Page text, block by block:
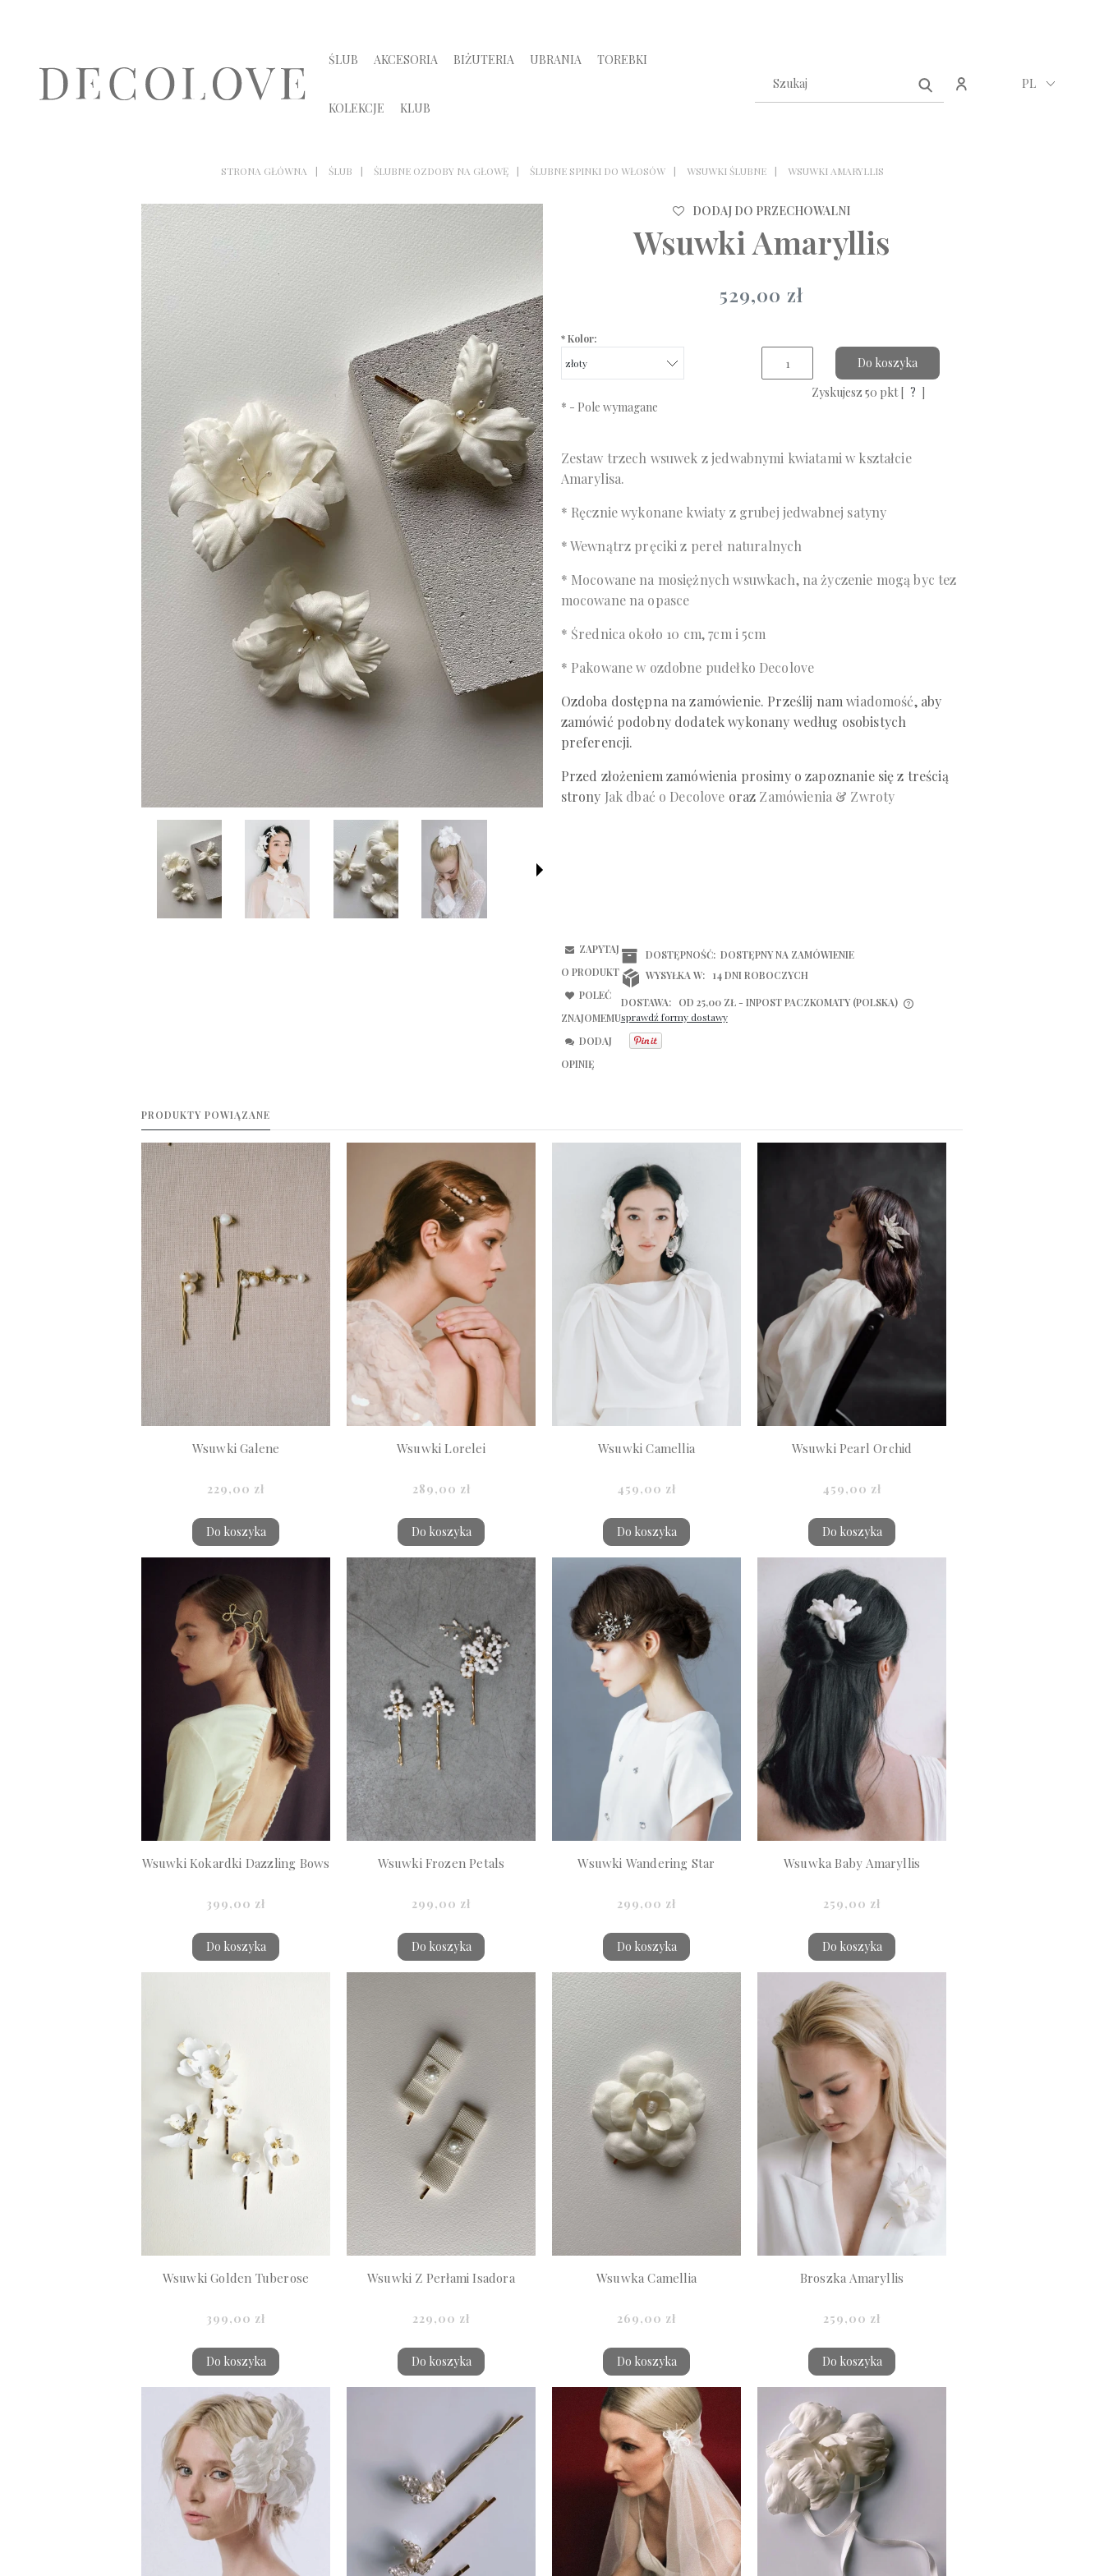
ŚLUB AKCESORIA BIŻUTERIA UBRANIA TOREBKI
KOLEKCJE KLUB
PL
STRONA GŁÓWNA ŚLUB ŚLUBNE OZDOBY NA GŁOWĘ ŚLUBNE SPINKI DO WŁOSÓW WSUWKI ŚLUBNE WSUWKI AMARYLLIS
DODAJ DO PRZECHOWALNI
Wsuwki Amaryllis
529,00 zł
*Kolor:
Do koszyka
Zyskujesz50 pkt [ ? ]
* - Pole wymagane
Zestaw trzech wsuwek z jedwabnymi kwiatami w kształcie
Amarylisa.
* Ręcznie wykonane kwiaty z grubej jedwabnej satyny
* Wewnątrz pręciki z pereł naturalnych
* Mocowane na mosiężnych wsuwkach, na życzenie mogą byc tez
mocowane na opasce
* Średnica około 10 cm, 7cm i 5cm
* Pakowane w ozdobne pudełko Decolove
Ozdoba dostępna na zamówienie. Prześlij namwiadomość, aby
zamówić podobny dodatek wykonany według osobistych
preferencji.
Przed złożeniem zamówienia prosimy o zapoznanie się z treścią
strony Jak dbać o Decolove oraz Zamówienia & Zwroty
ZAPYTAJ
O PRODUKT
POLEĆ
ZNAJOMEMU
DODAJ
OPINIĘ
DOSTĘPNOŚĆ: DOSTĘPNY NA ZAMÓWIENIE
WYSYŁKA W:
14 DNI ROBOCZYCH
DOSTAWA: OD 25,00 ZŁ - INPOST PACZKOMATY (POLSKA)
sprawdź formy dostawy
PRODUKTY POWIĄZANE
Wsuwki Galene
229,00 zł
Do koszyka
Wsuwki Lorelei
289,00 zł
Do koszyka
Wsuwki Camellia
459,00 zł
Do koszyka
Wsuwki Pearl Orchid
459,00 zł
Do koszyka
Wsuwki Kokardki Dazzling Bows
399,00 zł
Do koszyka
Wsuwki Frozen Petals
299,00 zł
Do koszyka
Wsuwki Wandering Star
299,00 zł
Do koszyka
Wsuwka Baby Amaryllis
259,00 zł
Do koszyka
Wsuwki Golden Tuberose
399,00 zł
Do koszyka
Wsuwki Z Perłami Isadora
229,00 zł
Do koszyka
Wsuwka Camellia
269,00 zł
Do koszyka
Broszka Amaryllis
259,00 zł
Do koszyka